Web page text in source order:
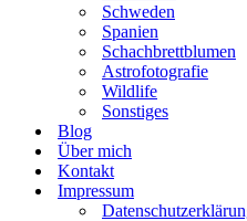
Schweden
Spanien
Schachbrettblumen
Astrofotografie
Wildlife
Sonstiges
Blog
Über mich
Kontakt
Impressum